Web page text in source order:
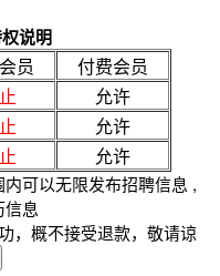
说明
员
付费会员
允许
允许
允许
可以无限发布招聘信息 ,
信息
，概不接受退款，敬请谅